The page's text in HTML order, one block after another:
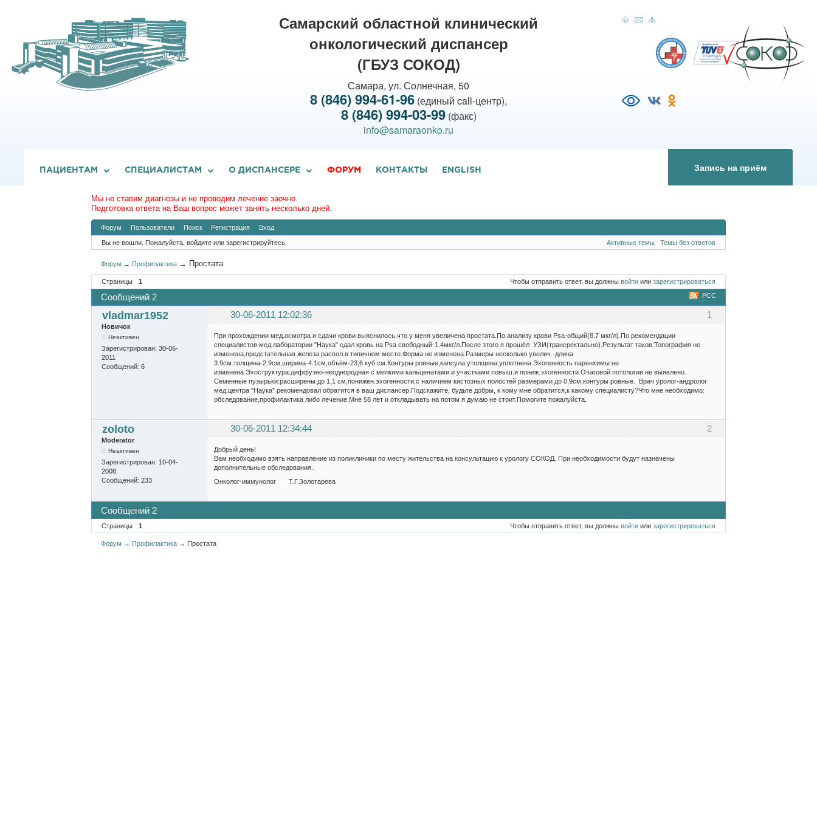
Самарский областной клинический
онкологический диспансер
(ГБУЗ СОКОД)
Самара, ул. Солнечная, 50
8 (846) 994-61-96 (единый call-центр),
8 (846) 994-03-99(факс)
info@samaraonko.ru
ПАЦИЕНТАМ СПЕЦИАЛИСТАМ О ДИСПАНСЕРЕ ФОРУМ КОНТАКТЫ ENGLISH Запись на приём
Мы не ставим диагнозы и не проводим лечение заочно.
Подготовка ответа на Ваш вопрос может занять несколько дней.
Форум Пользователи Поиск Регистрация Вход
Вы не вошли. Пожалуйста, войдите или зарегистрируйтесь. Активные темы Темы без ответов
Форум → Профилактика → Простата
Страницы 1 Чтобы отправить ответ, вы должнывойти илизарегистрироваться
РСС
Сообщений 2
1
vladmar1952 30-06-2011 12:02:36
Новичок
Неактивен
Зарегистрирован: 30-06-
2011
Сообщений: 6
При прохождении мед.осмотра и сдачи крови выяснилось,что у меня увеличена простата.По анализу крови Psa-общий(8.7 мкг/л).По рекомендации
специалистов мед.лаборатории "Наука" сдал кровь на Psa свободный-1.4мкг/л.После зтого я прошёл УЗИ(трансректально).Результат таков:Топография не
изменена,предстательная железа распол.в типичном месте.Форма не изменена.Размеры несколько увелич.-длина
3.9см.толщина-2.9см,ширина-4.1см,объём-23,6 куб.см.Контуры ровные,капсула утолщена,уплотнена.Эхогенность паренхимы:не
изменена.Эхоструктура:диффузно-неоднородная с мелкими кальценатами и участками повыш.и пониж.эхогенности.Очаговой потологии не выявлено.
Семенные пузырьки:расширены до 1,1 см,понижен.эхогенности,с наличием кистозных полостей размерами до 0,9см,контуры ровные. Врач уролог-андролог
мед.центра "Наука" рекомендовал обратится в ваш диспансер.Подскажите, будьте добры, к кому мне обратится,к какому специалисту?Что мне необходимо:
обследование,профилактика либо лечение.Мне 58 лет и откладывать на потом я думаю не стоит.Помогите пожалуйста.
2
zoloto 30-06-2011 12:34:44
Moderator
Неактивен
Зарегистрирован: 10-04-
2008
Сообщений: 233
Добрый день!
Вам необходимо взять направление из поликлиники по месту жительства на консультацию к урологу СОКОД. При необходимости будут назначены
дополнительные обследования.
Онколог-иммунолог Т.Г.Золотарева
Сообщений 2
Страницы 1 Чтобы отправить ответ, вы должнывойти илизарегистрироваться
Форум → Профилактика → Простата